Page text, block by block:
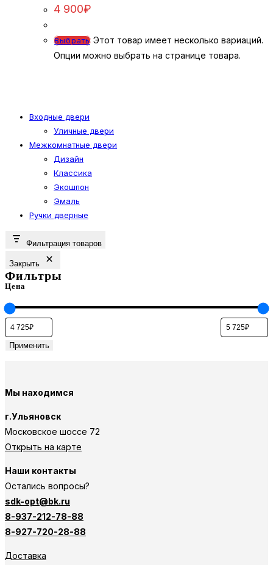
4 900₽
Выбрать Этот товар имеет несколько вариаций.
Опции можно выбрать на странице товара.
Входные двери
Уличные двери
Межкомнатные двери
Дизайн
Классика
Экошпон
Эмаль
Ручки дверные
Фильтрация товаров
Закрыть
Фильтры
Цена
Применить
Мы находимся
г.Ульяновск
Московское шоссе 72
Открыть на карте
Наши контакты
Остались вопросы?
sdk-opt@bk.ru
8-937-212-78-88
8-927-720-28-88
Доставка